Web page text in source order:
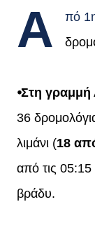
Α
πό
⦁Στη
36
λιμάνι (18
από τις 05:15
βράδυ.